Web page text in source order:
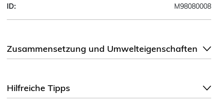
ID:
M98080008
Zusammensetzung und Umwelteigenschaften
Hilfreiche Tipps